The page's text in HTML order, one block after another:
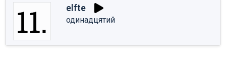
elfte
одинадцятий